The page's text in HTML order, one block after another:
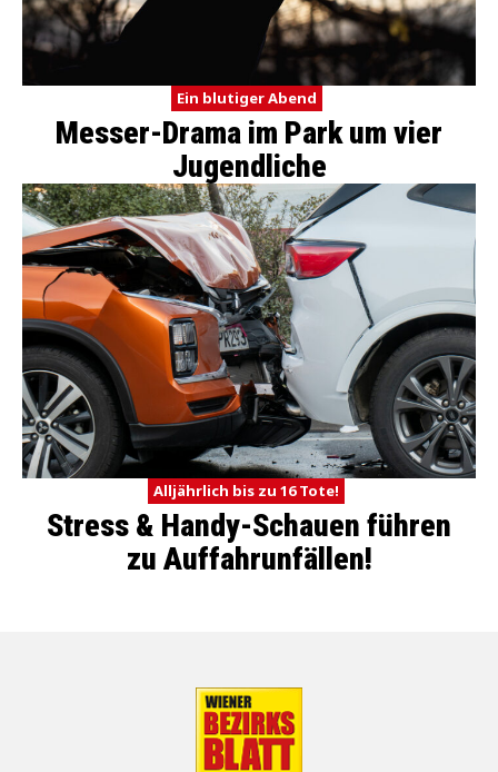
Ein blutiger Abend
Messer-Drama im Park um vier
Jugendliche
Alljährlich bis zu 16 Tote!
Stress & Handy-Schauen führen
zu Auffahrunfällen!